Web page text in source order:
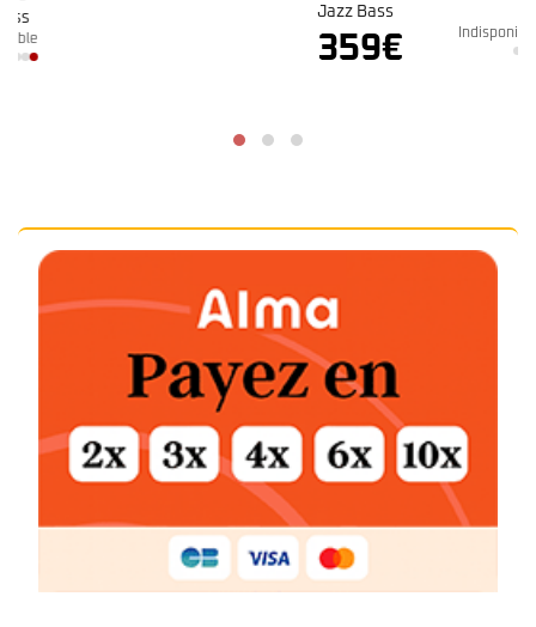
Jazz Bass
359€ Indisponible